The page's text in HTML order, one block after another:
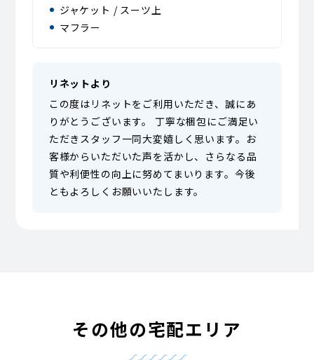
ジャケット / スーツ上
マフラー
リネットより
この度はリネットをご利用いただき、誠にあ
りがとうございます。 丁寧な梱包にご満足い
ただきスタッフ一同大変嬉しく思います。お
客様からいただいた声を活かし、さらなる品
質や利便性の向上に努めてまいります。今後
ともよろしくお願いいたします。
その他の宅配エリア